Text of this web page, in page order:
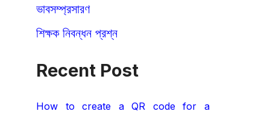
ভাবসম্প্রসারণ
শিক্ষক নিবন্ধন প্রশ্ন
Recent Post
How to create a QR code for a